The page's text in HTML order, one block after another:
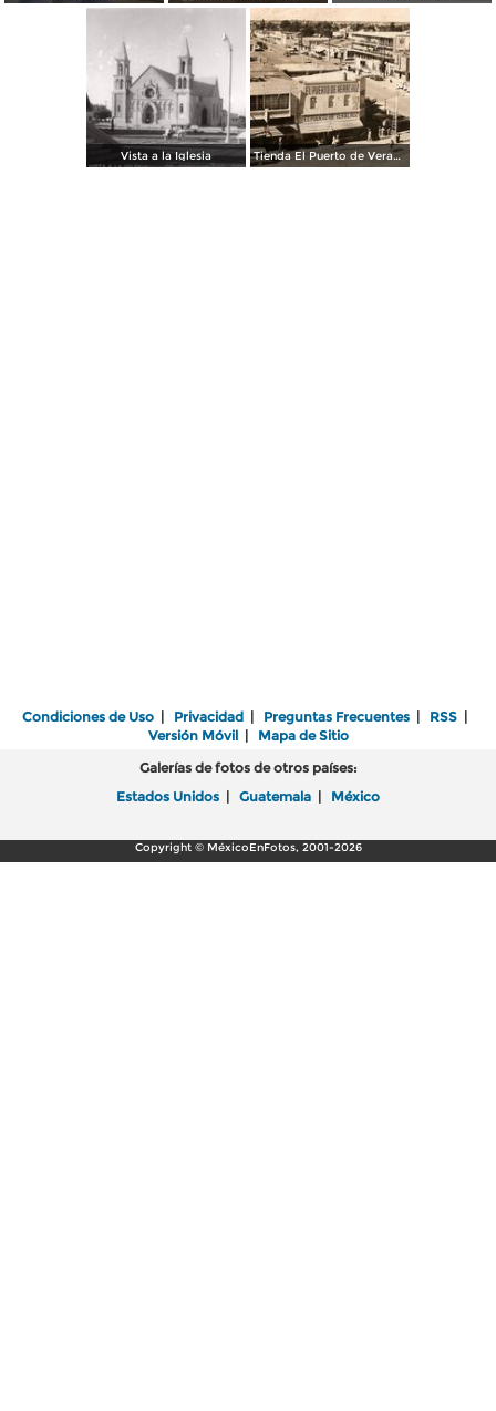
Vista a la Iglesia Tienda El Puerto de Veracruz (1958)
Condiciones de Uso | Privacidad | Preguntas Frecuentes | RSS |
Versión Móvil| Mapa de Sitio
Galerías de fotos de otros países:
Estados Unidos | Guatemala | México
Copyright © MéxicoEnFotos, 2001-2026